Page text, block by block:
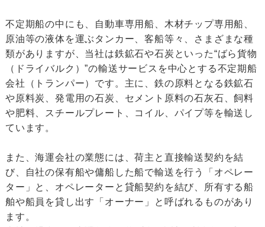
不定期船の中にも、自動車専用船、木材チップ専用船、
原油等の液体を運ぶタンカー、客船等々、さまざまな種
類がありますが、当社は鉄鉱石や石炭といった“ばら貨物
（ドライバルク）”の輸送サービスを中心とする不定期船
会社（トランパー）です。主に、鉄の原料となる鉄鉱石
や原料炭、発電用の石炭、セメント原料の石灰石、飼料
や肥料、スチールプレート、コイル、パイプ等を輸送し
ています。
また、海運会社の業態には、荷主と直接輸送契約を結
び、自社の保有船や傭船した船で輸送を行う「オペレー
ター」と、オペレーターと貸船契約を結び、所有する船
舶や船員を貸し出す「オーナー」と呼ばれるものがあり
ます。